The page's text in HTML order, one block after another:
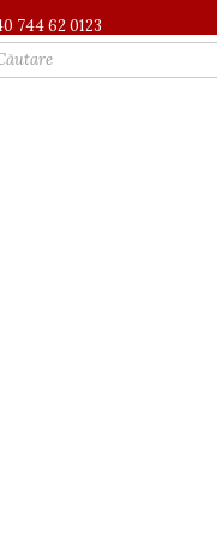
744 62 0123